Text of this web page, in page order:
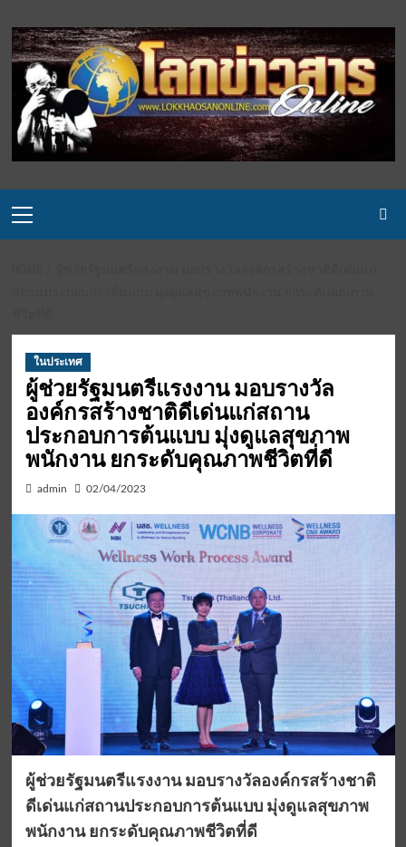
to
content
Menu
ในประเทศ
ผู้ช่วยรัฐมนตรีแรงงาน มอบรางวัล
องค์กรสร้างชาติดีเด่นแก่สถาน
ประกอบการต้นแบบ มุ่งดูแลสุขภาพ
พนักงาน ยกระดับคุณภาพชีวิตที่ดี
admin 02/04/2023
ผู้ช่วยรัฐมนตรีแรงงาน มอบรางวัลองค์กรสร้างชาติ
ดีเด่นแก่สถานประกอบการต้นแบบ มุ่งดูแลสุขภาพ
พนักงาน ยกระดับคุณภาพชีวิตที่ดี